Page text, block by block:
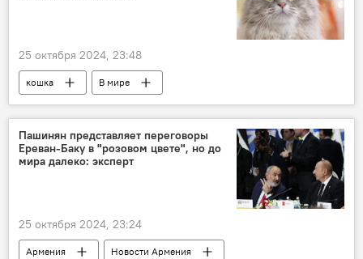
25 октября 2024, 23:48
кошка В мире
Пашинян представляет переговоры
Ереван-Баку в "розовом цвете", но до
мира далеко: эксперт
25 октября 2024, 23:24
Армения
Новости Армения